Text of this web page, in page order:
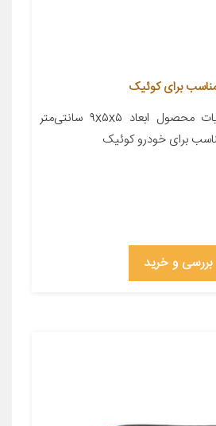
معرفی محصول جزئیات محصول ابعاد ۹x۵x۵ سانتی‌متر
برای خودرو کوئیک
بررسی و خرید